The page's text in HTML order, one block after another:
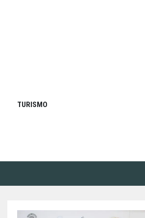
TURISMO